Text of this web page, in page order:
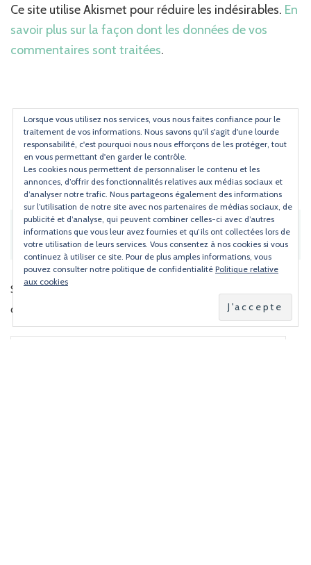
Ce site utilise Akismet pour réduire les indésirables. En
savoir plus sur la façon dont les données de vos
commentaires sont traitées.
Pinterest
RECEVOIR LES RECETTES DE TORCHONS
& SERVIETTES C'EST FACILE !
Saisissez votre e-mail et recevez une notification dès
qu'une nouvelle recette est en ligne.
Lorsque vous utilisez nos services, vous nous faites confiance pour le
traitement de vos informations. Nous savons qu'il s'agit d'une lourde
responsabilité, c'est pourquoi nous nous efforçons de les protéger, tout
en vous permettant d'en garder le contrôle.
Les cookies nous permettent de personnaliser le contenu et les
annonces, d’offrir des fonctionnalités relatives aux médias sociaux et
d’analyser notre trafic. Nous partageons également des informations
sur l’utilisation de notre site avec nos partenaires de médias sociaux, de
publicité et d’analyse, qui peuvent combiner celles-ci avec d’autres
informations que vous leur avez fournies et qu’ils ont collectées lors de
votre utilisation de leurs services. Vous consentez à nos cookies si vous
continuez à utiliser ce site. Pour de plus amples informations, vous
pouvez consulter notre politique de confidentialité Politique relative
aux cookies